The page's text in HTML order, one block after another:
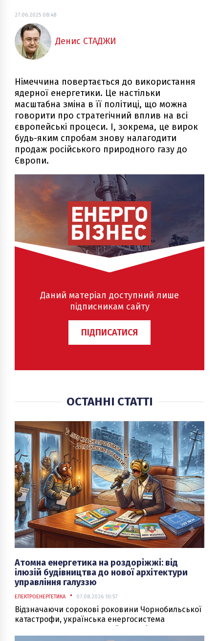
27.06.2025 08:48
Денис СТАДЖИ
Німеччина повертається до використання
ядерної енергетики. Це настільки
масштабна зміна в її політиці, що можна
говорити про стратегічний вплив на всі
європейські процеси. І, зокрема, це вирок
будь-яким спробам знову налагодити
продаж російського природного газу до
Європи.
Даний матеріал доступний лише
підписникам сайту
ПІДПИСАТИСЯ
ОСТАННІ СТАТТІ
Атомна енергетика на роздоріжжі: від
ілюзій будівництва до нової архітектури
управління галуззю
ЕЛЕКТРОЕНЕРГЕТИКА 07.08.2026 10:57
Відзначаючи сорокові роковини Чорнобильської
катастрофи, українська енергосистема
опинилася перед чи не найскладнішим викликом
у своїй історії.